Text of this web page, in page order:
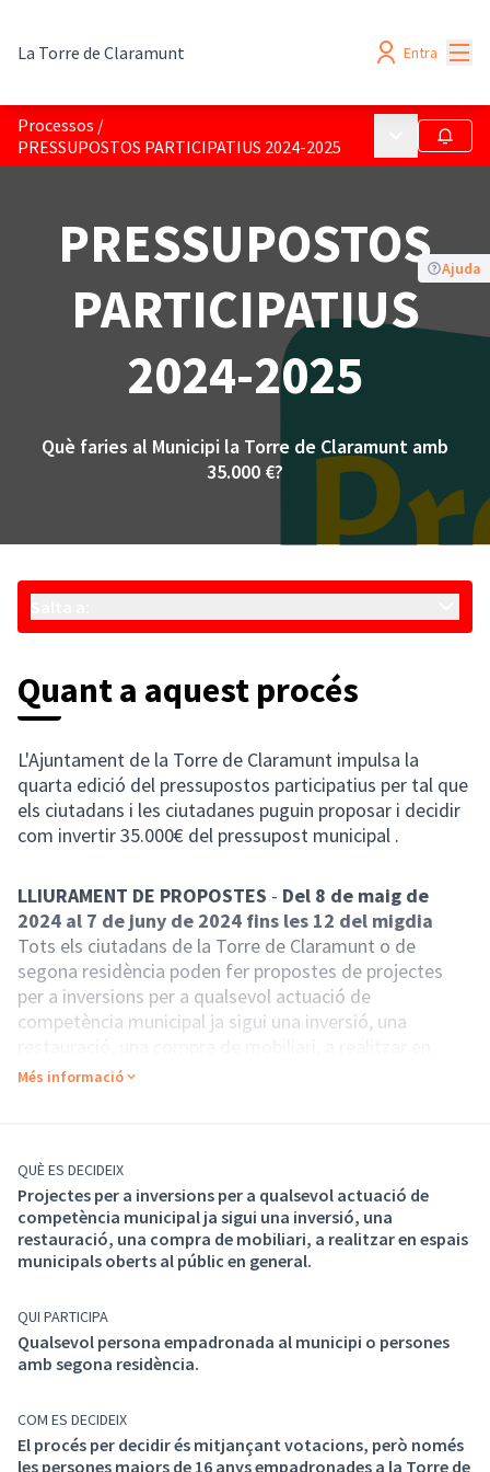
La Torre de Claramunt Entra
Processos /
PRESSUPOSTOS PARTICIPATIUS 2024-2025
Menú Seguir
Ajuda
PRESSUPOSTOS
PARTICIPATIUS
2024-2025
Què faries al Municipi la Torre de Claramunt amb
35.000 €?
Quant a aquest procés
L'Ajuntament de la Torre de Claramunt impulsa la
quarta edició del pressupostos participatius per tal que
els ciutadans i les ciutadanes puguin proposar i decidir
com invertir 35.000€ del pressupost municipal .
LLIURAMENT DE PROPOSTES - Del 8 de maig de
2024 al 7 de juny de 2024 fins les 12 del migdia
Tots els ciutadans de la Torre de Claramunt o de
segona residència poden fer propostes de projectes
per a inversions per a qualsevol actuació de
competència municipal ja sigui una inversió, una
espais municipals oberts al públic en general. Tens
omplir la fitxa de Proposta a través d'aquesta
plataforma.
Recorda que pots sol·licitar suport tècnic de
l'Ajuntament per tal que la teva proposta sigui ben
ajustada a la realitat, demanant dia i hora de visita al
VALORACIÓ DE LES PROPOSTES – Del 10 de juny del
2024 al 22 de juliol de 2024
Una comissió formada per personal tècnic municipal
presentades compleixen amb els criteris establerts en
el reglament. Aquelles que no els compleixin quedaran
Més informació
QUÈ ES DECIDEIX
Projectes per a inversions per a qualsevol actuació de
competència municipal ja sigui una inversió, una
restauració, una compra de mobiliari, a realitzar en espais
municipals oberts al públic en general.
QUI PARTICIPA
Qualsevol persona empadronada al municipi o persones
amb segona residència.
COM ES DECIDEIX
El procés per decidir és mitjançant votacions, però només
les persones majors de 16 anys empadronades a la Torre de